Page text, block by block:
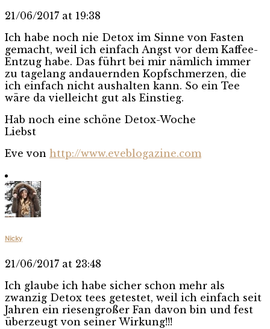
21/06/2017 at 19:38
Ich habe noch nie Detox im Sinne von Fasten
gemacht, weil ich einfach Angst vor dem Kaffee-
Entzug habe. Das führt bei mir nämlich immer
zu tagelang andauernden Kopfschmerzen, die
ich einfach nicht aushalten kann. So ein Tee
wäre da vielleicht gut als Einstieg.
Hab noch eine schöne Detox-Woche
Liebst
Eve von http://www.eveblogazine.com
Nicky
21/06/2017 at 23:48
Ich glaube ich habe sicher schon mehr als
zwanzig Detox tees getestet, weil ich einfach seit
Jahren ein riesengroßer Fan davon bin und fest
überzeugt von seiner Wirkung!!!